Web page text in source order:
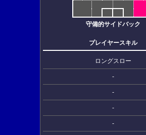
守備的サイドバック
プレイヤースキル
ロングスロー
-
-
-
-